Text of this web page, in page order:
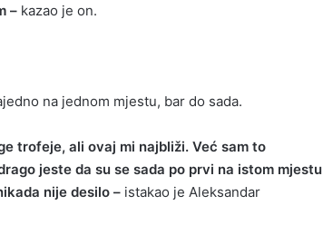
– kazao je on.
na jednom mjestu, bar do sada.
trofeje, ali ovaj mi najbliži. Već sam to
jeste da su se sada po prvi na istom mjestu
nije desilo – istakao je Aleksandar